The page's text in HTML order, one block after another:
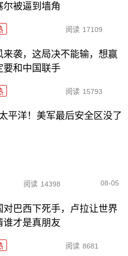
尔被逼到墙角
阅读 17109
来袭，这局决不能输，想赢
要和中国联手
阅读 15793
平洋！美军最后安全区没了
阅读 14398 08-05
对巴西下死手，卢拉让世界
谁才是真朋友
阅读 8681